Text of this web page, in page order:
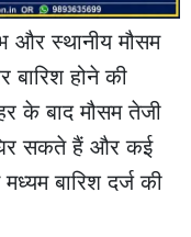
और स्थानीय मौसम
बारिश होने की
के बाद मौसम तेजी
सकते हैं और कई
बारिश दर्ज की